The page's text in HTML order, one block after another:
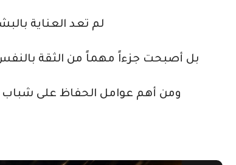
لم تعد العناية
بل أصبحت جزءاً مهماً من الثقة
ومن أهم عوامل الحفاظ على شباب